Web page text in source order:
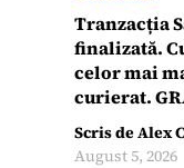
Tranzacția
finalizată.
celor mai
curierat.
Scris deAlex
August 5, 2026